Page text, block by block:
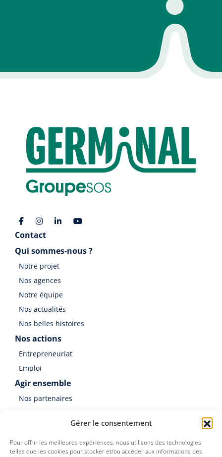
Gérer le consentement
Pour offrir les meilleures expériences, nous utilisons des technologies
telles que les cookies pour stocker et/ou accéder aux informations des
Contact
Qui sommes-nous ?
Notre projet
Nos agences
Notre équipe
Nos actualités
Nos belles histoires
Nos actions
Entrepreneuriat
Emploi
Agir ensemble
Nos partenaires